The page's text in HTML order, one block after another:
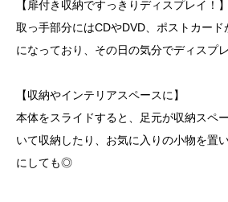
【扉付き収納ですっきりディスプレイ！】
取っ手部分にはCDやDVD、ポストカード
になっており、その日の気分でディスプ
【収納やインテリアスペースに】
本体をスライドすると、足元が収納スペ
いて収納したり、お気に入りの小物を置
にしても◎